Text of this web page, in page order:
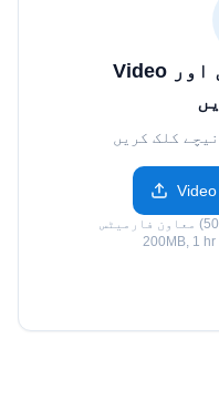
Video فائل کو گھسیٹیں اور
کلک کریں
معاون فارمیٹس (زیادہ سے زیادہ 50MB, 30 min •